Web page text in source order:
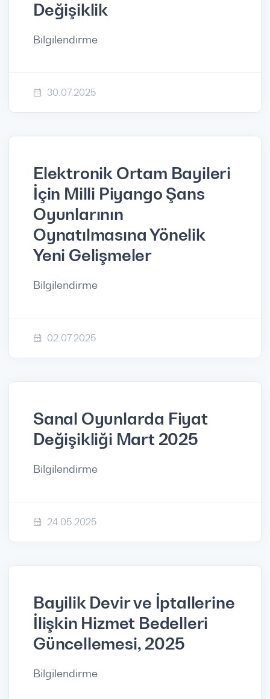
Değişiklik
Bilgilendirme
30.07.2025
Elektronik Ortam Bayileri
İçin Milli Piyango Şans
Oyunlarının
Oynatılmasına Yönelik
Yeni Gelişmeler
Bilgilendirme
02.07.2025
Sanal Oyunlarda Fiyat
Değişikliği Mart 2025
Bilgilendirme
24.05.2025
Bayilik Devir ve İptallerine
İlişkin Hizmet Bedelleri
Güncellemesi, 2025
Bilgilendirme